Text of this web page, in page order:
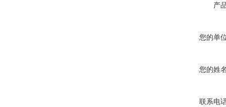
产
您的单
您的姓
联系电